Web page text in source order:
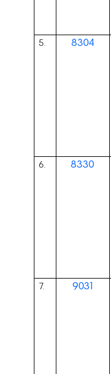
5. 8304
6. 8330
7. 9031